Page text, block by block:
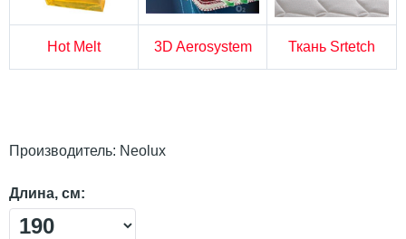
Hot Melt 3D Aerosystem Ткань Srtetch
Производитель: Neolux
Длина, см: